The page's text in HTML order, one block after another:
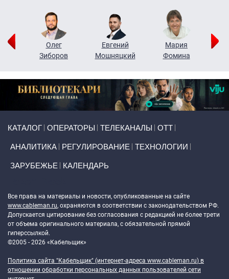
Олег
Зиборов
Евгений
Мошняцкий
Мария
Фомина
КАТАЛОГ ОПЕРАТОРЫ ТЕЛЕКАНАЛЫ ОТТ
АНАЛИТИКА РЕГУЛИРОВАНИЕ ТЕХНОЛОГИИ
ЗАРУБЕЖЬЕ КАЛЕНДАРЬ
Все права на материалы и новости, опубликованные на сайте
www.cableman.ru, охраняются в соответствии с законодательством РФ.
Допускается цитирование без согласования с редакцией не более трети
от объема оригинального материала, с обязательной прямой
гиперссылкой.
©2005 - 2026 «Кабельщик»
Политика сайта "Кабельщик" (интернет-адреса www.cableman.ru) в
отношении обработки персональных данных пользователей сети